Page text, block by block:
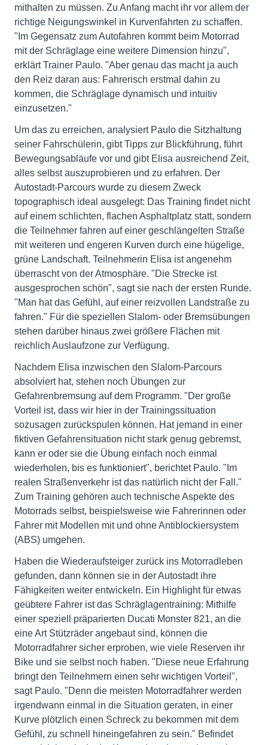
mithalten zu müssen. Zu Anfang macht ihr vor allem der
richtige Neigungswinkel in Kurvenfahrten zu schaffen.
"Im Gegensatz zum Autofahren kommt beim Motorrad
mit der Schräglage eine weitere Dimension hinzu",
erklärt Trainer Paulo. "Aber genau das macht ja auch
den Reiz daran aus: Fahrerisch erstmal dahin zu
kommen, die Schräglage dynamisch und intuitiv
einzusetzen."
Um das zu erreichen, analysiert Paulo die Sitzhaltung
seiner Fahrschülerin, gibt Tipps zur Blickführung, führt
Bewegungsabläufe vor und gibt Elisa ausreichend Zeit,
alles selbst auszuprobieren und zu erfahren. Der
Autostadt-Parcours wurde zu diesem Zweck
topographisch ideal ausgelegt: Das Training findet nicht
auf einem schlichten, flachen Asphaltplatz statt, sondern
die Teilnehmer fahren auf einer geschlängelten Straße
mit weiteren und engeren Kurven durch eine hügelige,
grüne Landschaft. Teilnehmerin Elisa ist angenehm
überrascht von der Atmosphäre. "Die Strecke ist
ausgesprochen schön", sagt sie nach der ersten Runde.
"Man hat das Gefühl, auf einer reizvollen Landstraße zu
fahren." Für die speziellen Slalom- oder Bremsübungen
stehen darüber hinaus zwei größere Flächen mit
reichlich Auslaufzone zur Verfügung.
Nachdem Elisa inzwischen den Slalom-Parcours
absolviert hat, stehen noch Übungen zur
Gefahrenbremsung auf dem Programm. "Der große
Vorteil ist, dass wir hier in der Trainingssituation
sozusagen zurückspulen können. Hat jemand in einer
fiktiven Gefahrensituation nicht stark genug gebremst,
kann er oder sie die Übung einfach noch einmal
wiederholen, bis es funktioniert", berichtet Paulo. "Im
realen Straßenverkehr ist das natürlich nicht der Fall."
Zum Training gehören auch technische Aspekte des
Motorrads selbst, beispielsweise wie Fahrerinnen oder
Fahrer mit Modellen mit und ohne Antiblockiersystem
(ABS) umgehen.
Haben die Wiederaufsteiger zurück ins Motorradleben
gefunden, dann können sie in der Autostadt ihre
Fähigkeiten weiter entwickeln. Ein Highlight für etwas
geübtere Fahrer ist das Schräglagentraining: Mithilfe
einer speziell präparierten Ducati Monster 821, an die
eine Art Stützräder angebaut sind, können die
Motorradfahrer sicher erproben, wie viele Reserven ihr
Bike und sie selbst noch haben. "Diese neue Erfahrung
bringt den Teilnehmern einen sehr wichtigen Vorteil",
sagt Paulo. "Denn die meisten Motorradfahrer werden
irgendwann einmal in die Situation geraten, in einer
Kurve plötzlich einen Schreck zu bekommen mit dem
Gefühl, zu schnell hineingefahren zu sein." Befindet